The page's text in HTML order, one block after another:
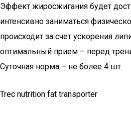
Эффект жиросжигания будет
интенсивно заниматься
происходит за счет ускорения
оптимальный прием – перед
Суточная норма – не более 4 шт.
Trec nutrition fat transporter